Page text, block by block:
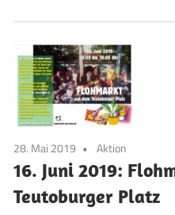
28. Mai 2019 Aktion
16. Juni 2019:
Teutoburger Platz